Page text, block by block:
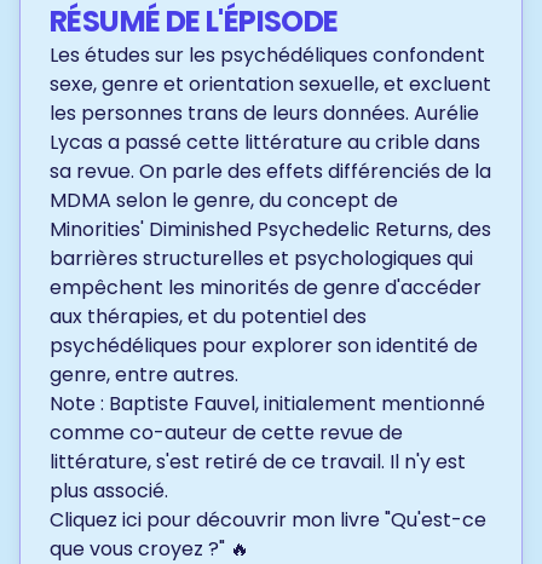
RÉSUMÉ DE L'ÉPISODE
Les études sur les psychédéliques confondent
sexe, genre et orientation sexuelle, et excluent
les personnes trans de leurs données. Aurélie
Lycas a passé cette littérature au crible dans
sa revue. On parle des effets différenciés de la
MDMA selon le genre, du concept de
Minorities' Diminished Psychedelic Returns, des
barrières structurelles et psychologiques qui
empêchent les minorités de genre d'accéder
aux thérapies, et du potentiel des
psychédéliques pour explorer son identité de
genre, entre autres.
Note : Baptiste Fauvel, initialement mentionné
comme co-auteur de cette revue de
littérature, s'est retiré de ce travail. Il n'y est
plus associé.
Cliquez ici pour découvrir mon livre "Qu'est-ce
que vous croyez ?" 🔥